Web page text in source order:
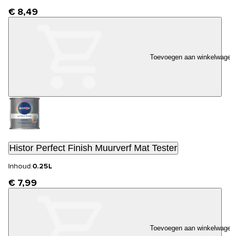
€ 8,49
Toevoegen aan
Histor Perfect Finish Muurverf Mat Tester
Inhoud:0.25L
€ 7,99
Toevoegen aan